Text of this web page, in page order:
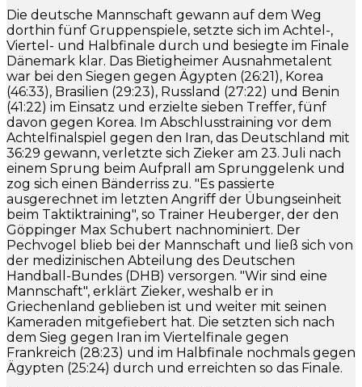
Die deutsche Mannschaft gewann auf dem Weg
dorthin fünf Gruppenspiele, setzte sich im Achtel-,
Viertel- und Halbfinale durch und besiegte im Finale
Dänemark klar. Das Bietigheimer Ausnahmetalent
war bei den Siegen gegen Ägypten (26:21), Korea
(46:33), Brasilien (29:23), Russland (27:22) und Benin
(41:22) im Einsatz und erzielte sieben Treffer, fünf
davon gegen Korea. Im Abschlusstraining vor dem
Achtelfinalspiel gegen den Iran, das Deutschland mit
36:29 gewann, verletzte sich Zieker am 23. Juli nach
einem Sprung beim Aufprall am Sprunggelenk und
zog sich einen Bänderriss zu. "Es passierte
ausgerechnet im letzten Angriff der Übungseinheit
beim Taktiktraining", so Trainer Heuberger, der den
Göppinger Max Schubert nachnominiert. Der
Pechvogel blieb bei der Mannschaft und ließ sich von
der medizinischen Abteilung des Deutschen
Handball-Bundes (DHB) versorgen. "Wir sind eine
Mannschaft", erklärt Zieker, weshalb er in
Griechenland geblieben ist und weiter mit seinen
Kameraden mitgefiebert hat. Die setzten sich nach
dem Sieg gegen Iran im Viertelfinale gegen
Frankreich (28:23) und im Halbfinale nochmals gegen
Ägypten (25:24) durch und erreichten so das Finale.